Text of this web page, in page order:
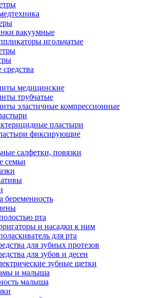
вакуумные
игольчатые
медицинские
трубчатые
эластичные компрессионные
пластыри
фиксирующие
салфетки, повязки
семьи
беременность
рта
и насадки к ним
для рта
для зубных протезов
для зубов и десен
зубные щетки
и малыша
малыша